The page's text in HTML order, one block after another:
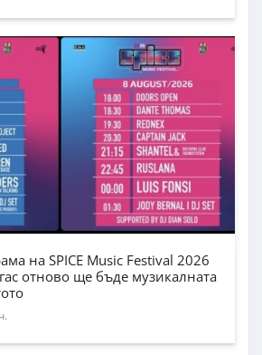
на SPICE Music Festival 2026
отново ще бъде музикалната